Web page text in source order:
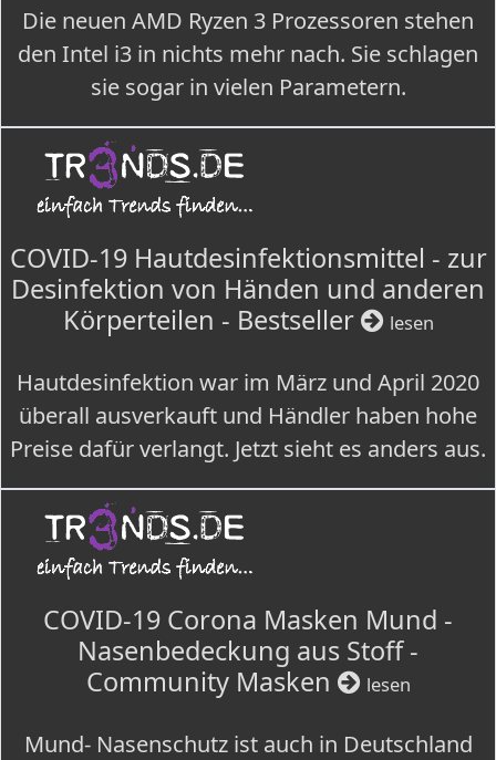
Die neuen AMD Ryzen 3 Prozessoren stehen
den Intel i3 in nichts mehr nach. Sie schlagen
sie sogar in vielen Parametern.
COVID-19 Hautdesinfektionsmittel - zur
Desinfektion von Händen und anderen
Körperteilen - Bestseller
lesen
Hautdesinfektion war im März und April 2020
überall ausverkauft und Händler haben hohe
Preise dafür verlangt. Jetzt sieht es anders aus.
COVID-19 Corona Masken Mund -
Nasenbedeckung aus Stoff -
Community Masken
lesen
Mund- Nasenschutz ist auch in Deutschland